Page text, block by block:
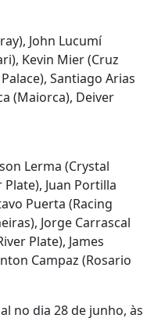
John Lucumí
Kevin Mier (Cruz
Santiago Arias
(Maiorca), Deiver
Lerma (Crystal
Plate), Juan Portilla
Puerta (Racing
Jorge Carrascal
Plate), James
Campaz (Rosario
no dia 28 de junho, às